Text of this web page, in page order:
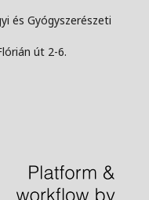
és Gyógyszerészeti
út 2-6.